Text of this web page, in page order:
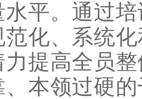
水平。通过
范化、系统
力提高全员
、本领过硬